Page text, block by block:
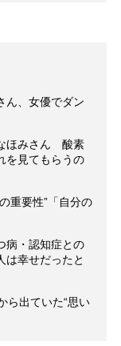
ん、女優でダン
ほみさん 酸素
を見てもらうの
重要性”「自分の
病・認知症との
幸せだったと
出ていた“思い